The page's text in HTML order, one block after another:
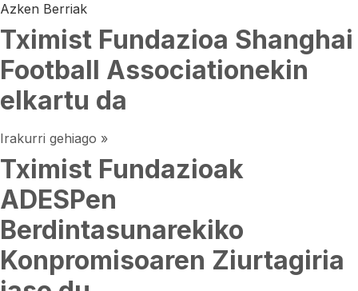
Azken Berriak
Tximist Fundazioa Shanghai
Football Associationekin
elkartu da
Irakurri gehiago »
Tximist Fundazioak
ADESPen
Berdintasunarekiko
Konpromisoaren Ziurtagiria